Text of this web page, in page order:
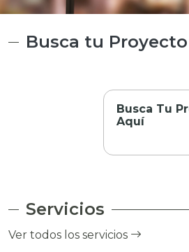
Busca tu Proyecto
Busca Tu
Aquí
Servicios
Ver todos los servicios